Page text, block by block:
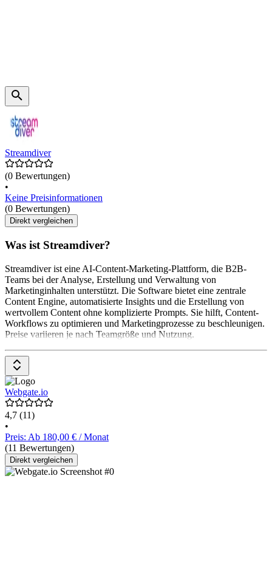
Streamdiver
(0 Bewertungen)
•
Keine Preisinformationen
(0 Bewertungen)
Direkt vergleichen
Was ist Streamdiver?
Streamdiver ist eine AI-Content-Marketing-Plattform, die B2B-
Teams bei der Analyse, Erstellung und Verwaltung von
Marketinginhalten unterstützt. Die Software bietet eine zentrale
Content Engine, automatisierte Insights und die Erstellung von
wertvollem Content ohne komplizierte Prompts. Sie hilft, Content-
Workflows zu optimieren und Marketingprozesse zu beschleunigen.
Preise variieren je nach Teamgröße und Nutzung.
Webgate.io
4,7 (11)
•
Preis: Ab 180,00 € / Monat
(11 Bewertungen)
Direkt vergleichen